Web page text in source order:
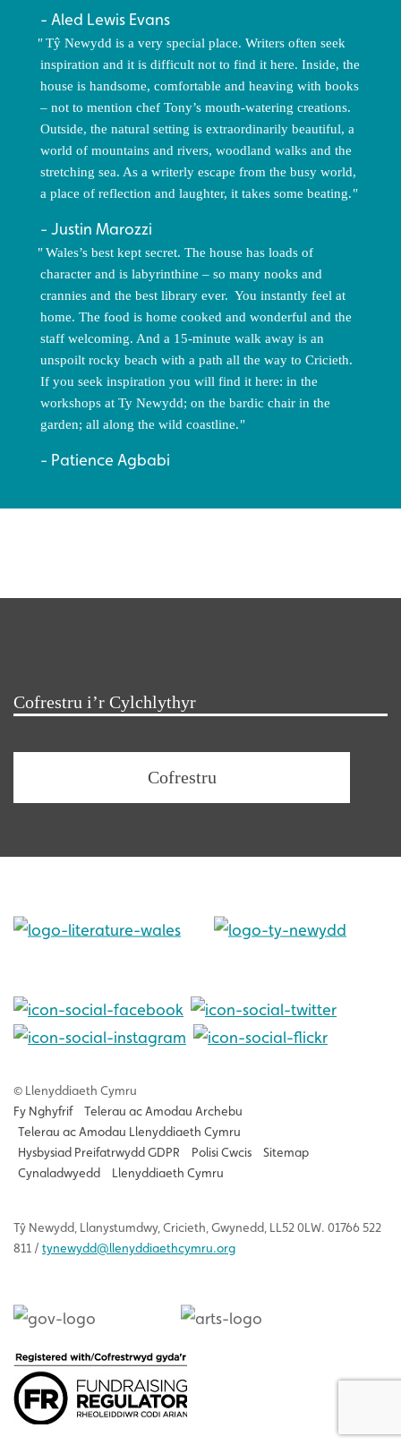
Aled Lewis Evans
Tŷ Newydd is a very special place. Writers often seek
inspiration and it is difficult not to find it here. Inside, the
house is handsome, comfortable and heaving with books
– not to mention chef Tony’s mouth-watering creations.
Outside, the natural setting is extraordinarily beautiful, a
world of mountains and rivers, woodland walks and the
stretching sea. As a writerly escape from the busy world,
a place of reflection and laughter, it takes some beating.
Justin Marozzi
Wales’s best kept secret. The house has loads of
character and is labyrinthine – so many nooks and
crannies and the best library ever. You instantly feel at
home. The food is home cooked and wonderful and the
staff welcoming. And a 15-minute walk away is an
unspoilt rocky beach with a path all the way to Cricieth.
If you seek inspiration you will find it here: in the
workshops at Ty Newydd; on the bardic chair in the
garden; all along the wild coastline.
Patience Agbabi
Cofrestru i’r Cylchlythyr
© Llenyddiaeth Cymru
Fy Nghyfrif
Telerau ac Amodau Archebu
Telerau ac Amodau Llenyddiaeth Cymru
Hysbysiad Preifatrwydd GDPR
Polisi Cwcis
Sitemap
Cynaladwyedd
Llenyddiaeth Cymru
Tŷ Newydd , Llanystumdwy, Cricieth, Gwynedd, LL52 0LW. 01766 522
811 / tynewydd@llenyddiaethcymru.org